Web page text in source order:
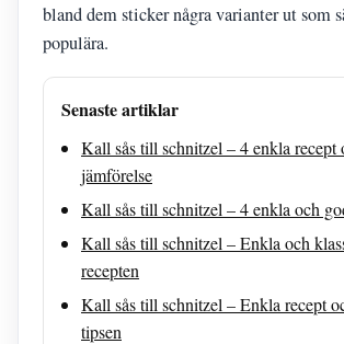
bland dem sticker några varianter ut som
populära.
Senaste artiklar
Kall sås till schnitzel – 4 enkla recept
jämförelse
Kall sås till schnitzel – 4 enkla och
Kall sås till schnitzel – Enkla och
recepten
Kall sås till schnitzel – Enkla recept
tipsen